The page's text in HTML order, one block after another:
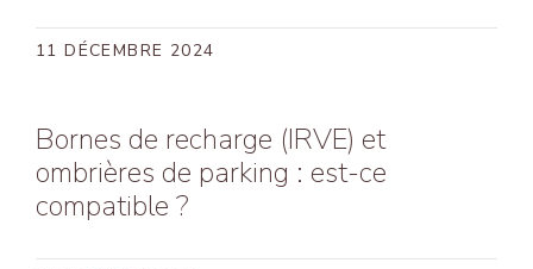
11 DÉCEMBRE 2024
Bornes de recharge (IRVE) et
ombrières de parking : est-ce
compatible ?